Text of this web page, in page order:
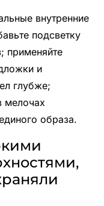
внутренние
подсветку
применяйте
и
глубже;
мелочах
образа.